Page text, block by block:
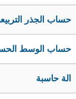
حساب الجذر
حساب الوسط
الة حاسبة